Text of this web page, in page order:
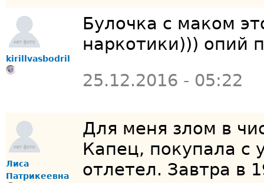
kirillvasbodril
Булочка с маком
наркотики))) опий
25.12.2016 - 05:22
Лиса
Патрикеевна
Для меня злом в
Капец, покупала с
отлетел. Завтра в